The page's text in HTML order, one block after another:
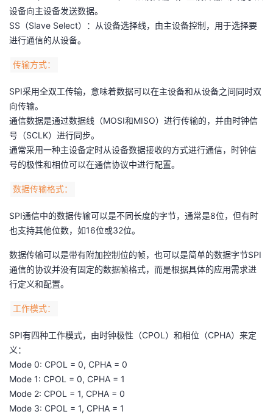
设备向主设备发送数据。
SS（Slave Select）：从设备选择线，由主设备控制，用于选择要
进行通信的从设备。
传输方式：
SPI采用全双工传输，意味着数据可以在主设备和从设备之间同时双
向传输。
通信数据是通过数据线（MOSI和MISO）进行传输的，并由时钟信
号（SCLK）进行同步。
通常采用一种主设备定时从设备数据接收的方式进行通信，时钟信
号的极性和相位可以在通信协议中进行配置。
数据传输格式：
SPI通信中的数据传输可以是不同长度的字节，通常是8位，但有时
也支持其他位数，如16位或32位。
数据传输可以是带有附加控制位的帧，也可以是简单的数据字节SPI
通信的协议并没有固定的数据帧格式，而是根据具体的应用需求进
行定义和配置。
工作模式：
SPI有四种工作模式，由时钟极性（CPOL）和相位（CPHA）来定
义：
Mode 0: CPOL = 0, CPHA = 0
Mode 1: CPOL = 0, CPHA = 1
Mode 2: CPOL = 1, CPHA = 0
Mode 3: CPOL = 1, CPHA = 1